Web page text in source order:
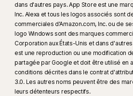
dans d'autres pays. App Store est une
Inc. Alexa et tous les logos associés sont
commerciales d'Amazon.com, Inc. ou de
logo Windows sont des marques
Corporation aux États-Unis et dans
est une reproduction ou une modification
partagée par Google et doit être utilisé en
conditions décrites dans le contrat
3.0. Les autres noms peuvent être des
leurs détenteurs respectifs.